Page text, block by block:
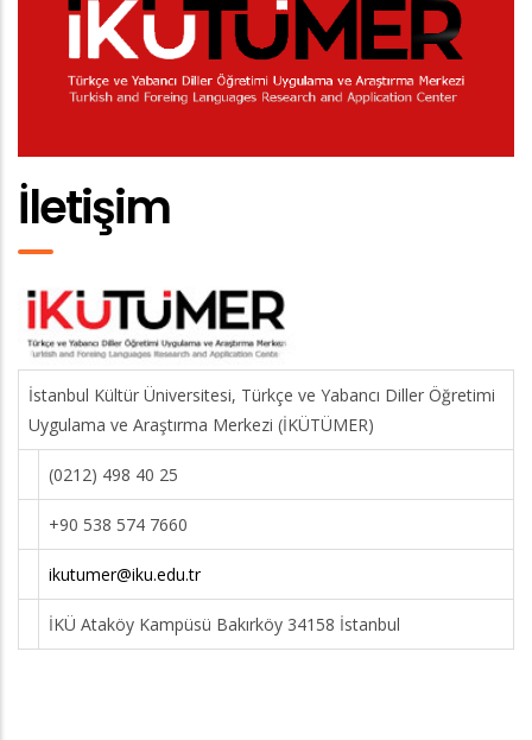
İletişim
İstanbul Kültür Üniversitesi, Türkçe ve Yabancı Diller Öğretimi
Uygulama ve Araştırma Merkezi (İKÜTÜMER)
(0212) 498 40 25
+90 538 574 7660
ikutumer@iku.edu.tr
İKÜ Ataköy Kampüsü Bakırköy 34158 İstanbul